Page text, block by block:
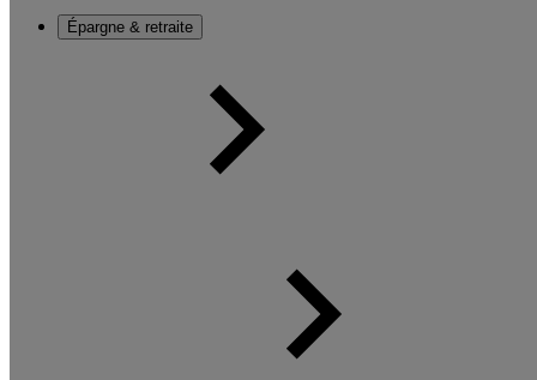
Épargne & retraite